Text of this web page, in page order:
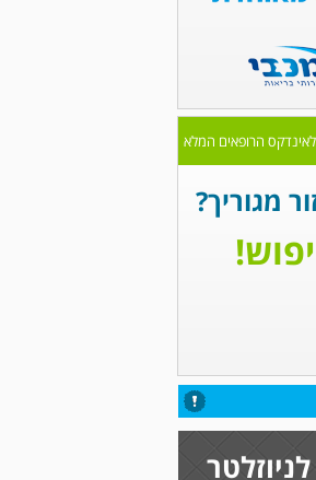
לאינדקס הרופאים המלא
מגוריך?